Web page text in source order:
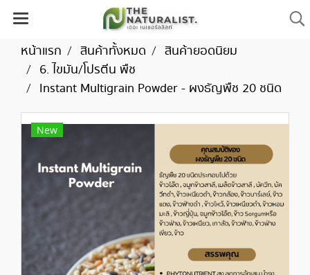
หน้าแรก สินค้าทั้งหมด
สินค้ายอดนิยม
6. ไขมัน/โปรตีน พืช
Instant Multigrain Powder - ผงธัญพืช 20 ชนิด
New